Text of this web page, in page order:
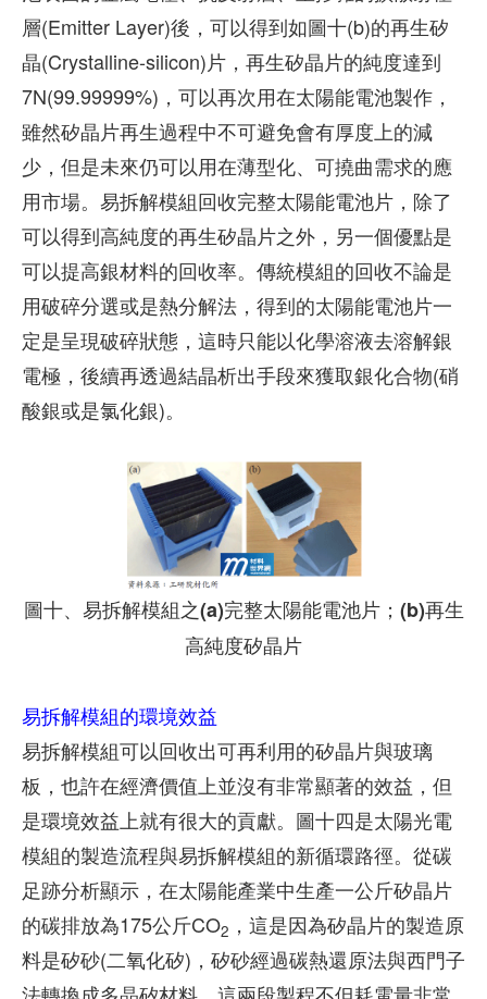
層(Emitter Layer)後，可以得到如圖十(b)的再生矽
晶(Crystalline-silicon)片，再生矽晶片的純度達到
7N(99.99999%)，可以再次用在太陽能電池製作，
雖然矽晶片再生過程中不可避免會有厚度上的減
少，但是未來仍可以用在薄型化、可撓曲需求的應
用市場。易拆解模組回收完整太陽能電池片，除了
可以得到高純度的再生矽晶片之外，另一個優點是
可以提高銀材料的回收率。傳統模組的回收不論是
用破碎分選或是熱分解法，得到的太陽能電池片一
定是呈現破碎狀態，這時只能以化學溶液去溶解銀
電極，後續再透過結晶析出手段來獲取銀化合物(硝
酸銀或是氯化銀)。
圖十、易拆解模組之(a)完整太陽能電池片；(b)再生
高純度矽晶片
易拆解模組的環境效益
易拆解模組可以回收出可再利用的矽晶片與玻璃
板，也許在經濟價值上並沒有非常顯著的效益，但
是環境效益上就有很大的貢獻。圖十四是太陽光電
模組的製造流程與易拆解模組的新循環路徑。從碳
足跡分析顯示，在太陽能產業中生產一公斤矽晶片
的碳排放為175公斤CO2 ，這是因為矽晶片的製造原
料是矽砂(二氧化矽)，矽砂經過碳熱還原法與西門子